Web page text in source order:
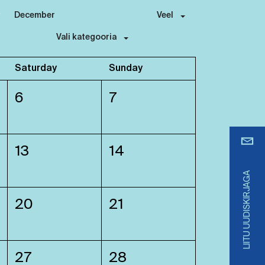
LIITU UUDISKIRJAGA
December Veel
Vali kategooria
Saturday Sunday
6 7
13 14
20 21
27 28